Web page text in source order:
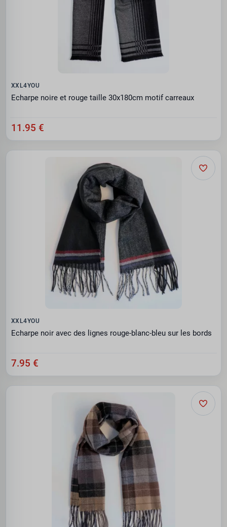
XXL4YOU
Echarpe noire et rouge taille 30x180cm motif carreaux
11.95 €
XXL4YOU
Echarpe noir avec des lignes rouge-blanc-bleu sur les bords
7.95 €